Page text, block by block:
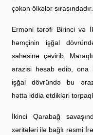
çəkən ölkələr sırasındadır.
Erməni tərəfi Birinci və
həmçinin işğal
sahəsinə çevirib.
ərazisi hesab edib, ona
işğal dövründə bu
hətta iddia etdikləri
İkinci Qarabağ
xəritələri ilə bağlı rəsmi